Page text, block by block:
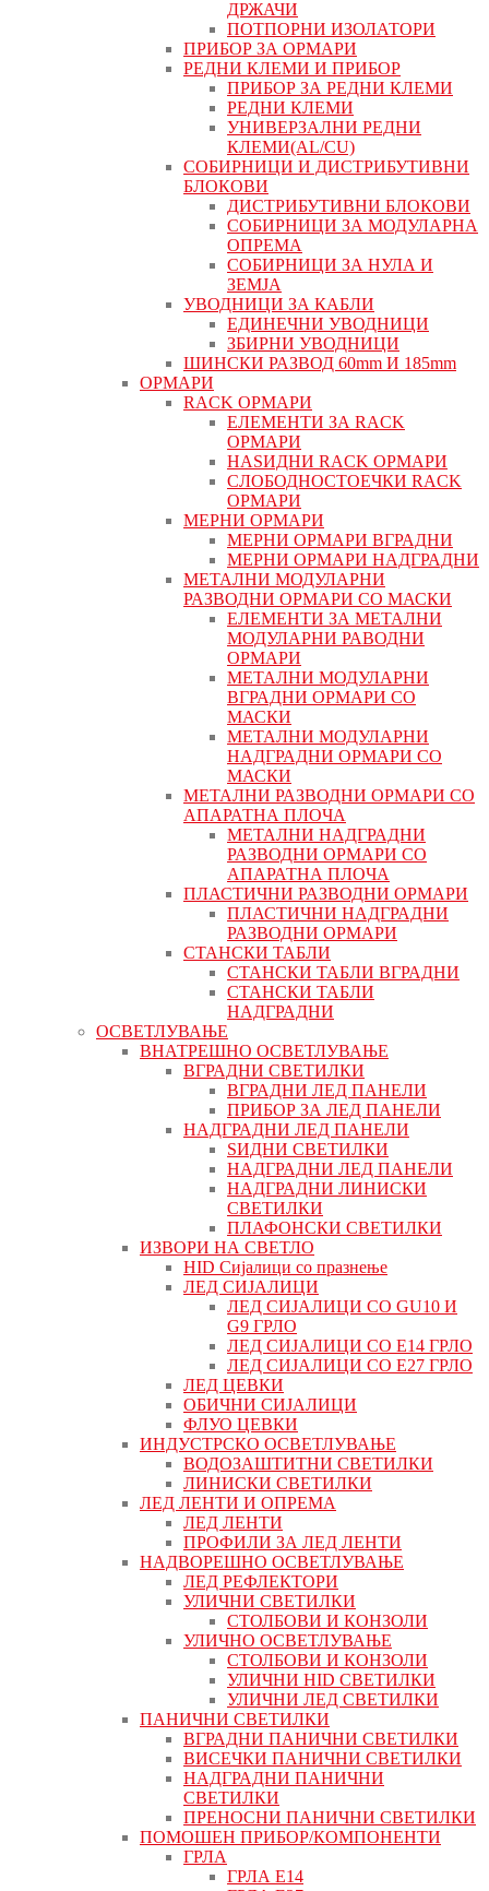
ДРЖАЧИ
ПОТПОРНИ ИЗОЛАТОРИ
ПРИБОР ЗА ОРМАРИ
РЕДНИ КЛЕМИ И ПРИБОР
ПРИБОР ЗА РЕДНИ КЛЕМИ
РЕДНИ КЛЕМИ
УНИВЕРЗАЛНИ РЕДНИ
КЛЕМИ(AL/CU)
СОБИРНИЦИ И ДИСТРИБУТИВНИ
БЛОКОВИ
ДИСТРИБУТИВНИ БЛОКОВИ
СОБИРНИЦИ ЗА МОДУЛАРНА
ОПРЕМА
СОБИРНИЦИ ЗА НУЛА И
ЗЕМЈА
УВОДНИЦИ ЗА КАБЛИ
ЕДИНЕЧНИ УВОДНИЦИ
ЗБИРНИ УВОДНИЦИ
ШИНСКИ РАЗВОД 60mm И 185mm
ОРМАРИ
RACK ОРМАРИ
ЕЛЕМЕНТИ ЗА RACK
ОРМАРИ
НАЅИДНИ RACK ОРМАРИ
СЛОБОДНОСТОЕЧКИ RACK
ОРМАРИ
МЕРНИ ОРМАРИ
МЕРНИ ОРМАРИ ВГРАДНИ
МЕРНИ ОРМАРИ НАДГРАДНИ
МЕТАЛНИ МОДУЛАРНИ
РАЗВОДНИ ОРМАРИ СО МАСКИ
ЕЛЕМЕНТИ ЗА МЕТАЛНИ
МОДУЛАРНИ РАВОДНИ
ОРМАРИ
МЕТАЛНИ МОДУЛАРНИ
ВГРАДНИ ОРМАРИ СО
МАСКИ
МЕТАЛНИ МОДУЛАРНИ
НАДГРАДНИ ОРМАРИ СО
МАСКИ
МЕТАЛНИ РАЗВОДНИ ОРМАРИ СО
АПАРАТНА ПЛОЧА
МЕТАЛНИ НАДГРАДНИ
РАЗВОДНИ ОРМАРИ СО
АПАРАТНА ПЛОЧА
ПЛАСТИЧНИ РАЗВОДНИ ОРМАРИ
ПЛАСТИЧНИ НАДГРАДНИ
РАЗВОДНИ ОРМАРИ
СТАНСКИ ТАБЛИ
СТАНСКИ ТАБЛИ ВГРАДНИ
СТАНСКИ ТАБЛИ
НАДГРАДНИ
ОСВЕТЛУВАЊЕ
ВНАТРЕШНО ОСВЕТЛУВАЊЕ
ВГРАДНИ СВЕТИЛКИ
ВГРАДНИ ЛЕД ПАНЕЛИ
ПРИБОР ЗА ЛЕД ПАНЕЛИ
НАДГРАДНИ ЛЕД ПАНЕЛИ
ЅИДНИ СВЕТИЛКИ
НАДГРАДНИ ЛЕД ПАНЕЛИ
НАДГРАДНИ ЛИНИСКИ
СВЕТИЛКИ
ПЛАФОНСКИ СВЕТИЛКИ
ИЗВОРИ НА СВЕТЛО
HID Сијалици со празнење
ЛЕД СИЈАЛИЦИ
ЛЕД СИЈАЛИЦИ СО GU10 И
G9 ГРЛО
ЛЕД СИЈАЛИЦИ СО Е14 ГРЛО
ЛЕД СИЈАЛИЦИ СО Е27 ГРЛО
ЛЕД ЦЕВКИ
ОБИЧНИ СИЈАЛИЦИ
ФЛУО ЦЕВКИ
ИНДУСТРСКО ОСВЕТЛУВАЊЕ
ВОДОЗАШТИТНИ СВЕТИЛКИ
ЛИНИСКИ СВЕТИЛКИ
ЛЕД ЛЕНТИ И ОПРЕМА
ЛЕД ЛЕНТИ
ПРОФИЛИ ЗА ЛЕД ЛЕНТИ
НАДВОРЕШНО ОСВЕТЛУВАЊЕ
ЛЕД РЕФЛЕКТОРИ
УЛИЧНИ СВЕТИЛКИ
СТОЛБОВИ И КОНЗОЛИ
УЛИЧНО ОСВЕТЛУВАЊЕ
СТОЛБОВИ И КОНЗОЛИ
УЛИЧНИ HID СВЕТИЛКИ
УЛИЧНИ ЛЕД СВЕТИЛКИ
ПАНИЧНИ СВЕТИЛКИ
ВГРАДНИ ПАНИЧНИ СВЕТИЛКИ
ВИСЕЧКИ ПАНИЧНИ СВЕТИЛКИ
НАДГРАДНИ ПАНИЧНИ
СВЕТИЛКИ
ПРЕНОСНИ ПАНИЧНИ СВЕТИЛКИ
ПОМОШЕН ПРИБОР/КОМПОНЕНТИ
ГРЛА
ГРЛА Е14